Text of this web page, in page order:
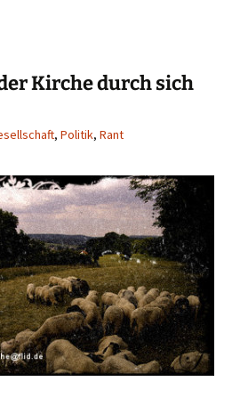
Kirche durch sich
, Politik, Rant